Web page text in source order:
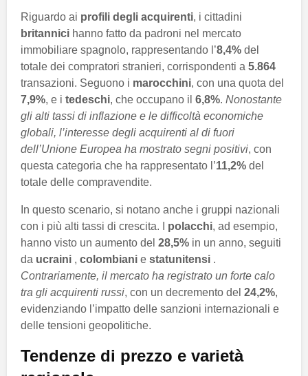
Riguardo ai profili degli acquirenti, i cittadini
britannici hanno fatto da padroni nel mercato
immobiliare spagnolo, rappresentando l’8,4% del
totale dei compratori stranieri, corrispondenti a 5.864
transazioni. Seguono i marocchini, con una quota del
7,9%, e i tedeschi, che occupano il 6,8%. Nonostante
gli alti tassi di inflazione e le difficoltà economiche
globali, l’interesse degli acquirenti al di fuori
dell’Unione Europea ha mostrato segni positivi, con
questa categoria che ha rappresentato l’11,2% del
totale delle compravendite.
In questo scenario, si notano anche i gruppi nazionali
con i più alti tassi di crescita. I polacchi, ad esempio,
hanno visto un aumento del 28,5% in un anno, seguiti
da ucraini , colombiani e statunitensi .
Contrariamente, il mercato ha registrato un forte calo
tra gli acquirenti russi, con un decremento del 24,2%,
evidenziando l’impatto delle sanzioni internazionali e
delle tensioni geopolitiche.
Tendenze di prezzo e varietà